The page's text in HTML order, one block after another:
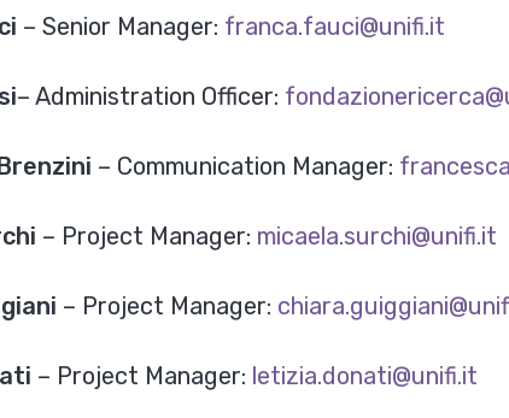
– Senior Manager: franca.fauci@unifi.it
– Administration Officer:
– Communication Manager:
– Project Manager: micaela.surchi@unifi.it
– Project Manager:
– Project Manager: letizia.donati@unifi.it